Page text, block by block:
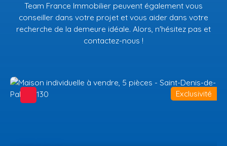
Team France Immobilier peuvent également vous
conseiller dans votre projet et vous aider dans votre
recherche de la demeure idéale. Alors, n'hésitez pas et
contactez-nous !
Exclusivité